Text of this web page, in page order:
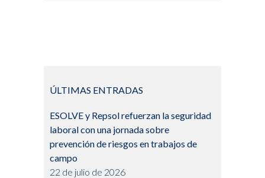
ÚLTIMAS ENTRADAS
ESOLVE y Repsol refuerzan la seguridad
laboral con una jornada sobre
prevención de riesgos en trabajos de
campo
22 de julio de 2026